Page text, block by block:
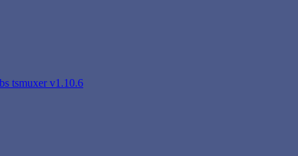
tsmuxer v1.10.6